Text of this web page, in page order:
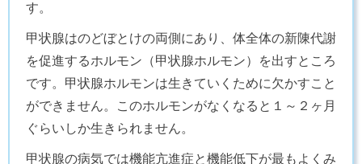
す。
甲状腺はのどぼとけの両側にあり、体全体の新陳代謝
を促進するホルモン（甲状腺ホルモン）を出すところ
です。甲状腺ホルモンは生きていくために欠かすこと
ができません。このホルモンがなくなると１～２ヶ月
ぐらいしか生きられません。
甲状腺の病気では機能亢進症と機能低下が最もよくみ